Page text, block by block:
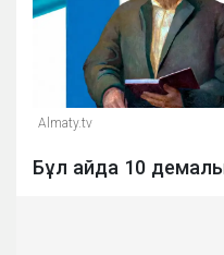
Almaty.tv
Бұл айда 10